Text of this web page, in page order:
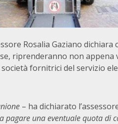
Rosalia Gaziano
riprenderanno non appena
società fornitrici del servizio
– ha dichiarato
pagare una eventuale quota di